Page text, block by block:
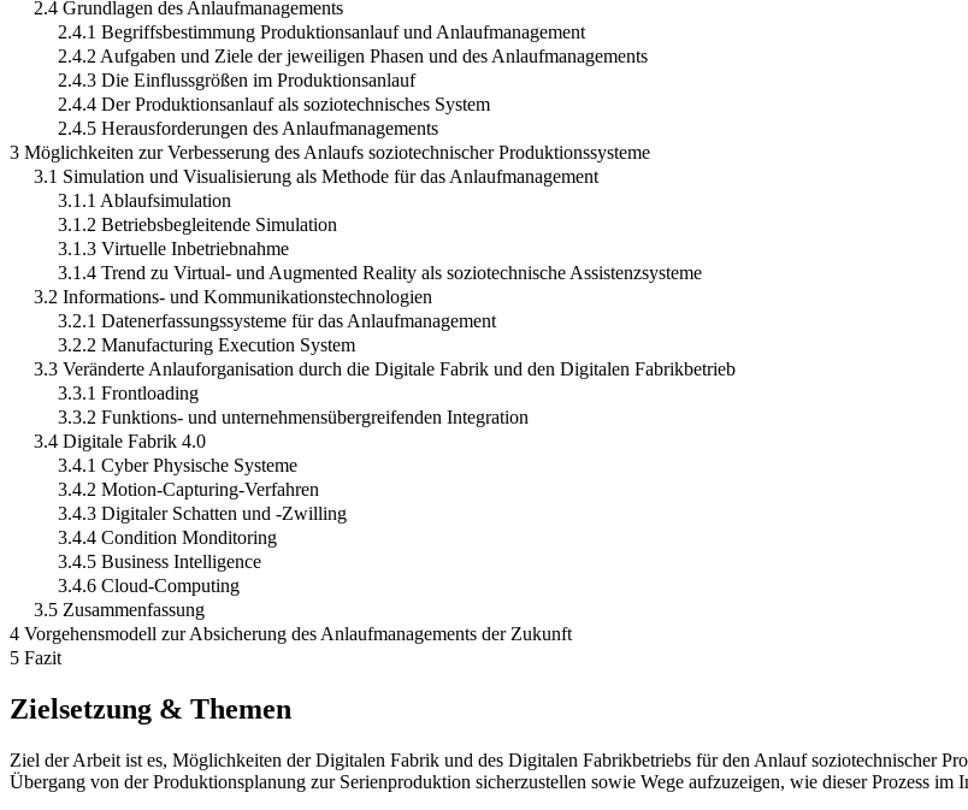
2.4 Grundlagen des Anlaufmanagements
2.4.1 Begriffsbestimmung Produktionsanlauf und Anlaufmanagement
2.4.2 Aufgaben und Ziele der jeweiligen Phasen und des Anlaufmanagements
2.4.3 Die Einflussgrößen im Produktionsanlauf
2.4.4 Der Produktionsanlauf als soziotechnisches System
2.4.5 Herausforderungen des Anlaufmanagements
3 Möglichkeiten zur Verbesserung des Anlaufs soziotechnischer Produktionssysteme
3.1 Simulation und Visualisierung als Methode für das Anlaufmanagement
3.1.1 Ablaufsimulation
3.1.2 Betriebsbegleitende Simulation
3.1.3 Virtuelle Inbetriebnahme
3.1.4 Trend zu Virtual- und Augmented Reality als soziotechnische Assistenzsysteme
3.2 Informations- und Kommunikationstechnologien
3.2.1 Datenerfassungssysteme für das Anlaufmanagement
3.2.2 Manufacturing Execution System
3.3 Veränderte Anlauforganisation durch die Digitale Fabrik und den Digitalen Fabrikbetrieb
3.3.1 Frontloading
3.3.2 Funktions- und unternehmensübergreifenden Integration
3.4 Digitale Fabrik 4.0
3.4.1 Cyber Physische Systeme
3.4.2 Motion-Capturing-Verfahren
3.4.3 Digitaler Schatten und -Zwilling
3.4.4 Condition Monditoring
3.4.5 Business Intelligence
3.4.6 Cloud-Computing
3.5 Zusammenfassung
4 Vorgehensmodell zur Absicherung des Anlaufmanagements der Zukunft
5 Fazit
Zielsetzung & Themen
Ziel der Arbeit ist es, Möglichkeiten der Digitalen Fabrik und des Digitalen Fabrikbetriebs für den Anlauf soziotechnischer
Übergang von der Produktionsplanung zur Serienproduktion sicherzustellen sowie Wege aufzuzeigen, wie dieser Prozess